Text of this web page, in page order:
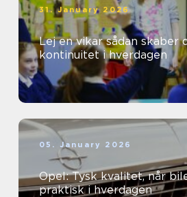
31. January 2026
Lej en vikar sådan skaber du tryghed og
kontinuitet i hverdagen
05. January 2026
Opel: Tysk kvalitet, når
praktisk i hverdagen